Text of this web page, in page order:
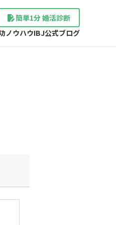
簡単1分 婚活診断
ノウハウIBJ公式ブログ